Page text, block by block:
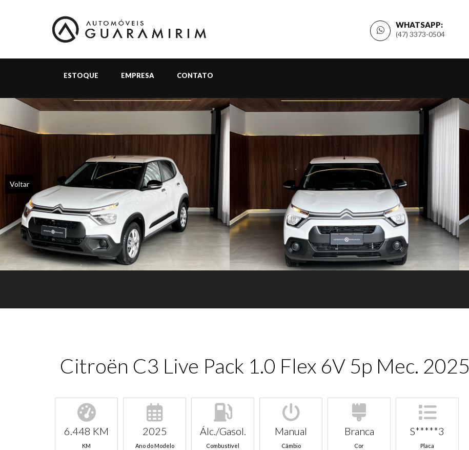
WHATSAPP:
(47) 3373-0504
ESTOQUE EMPRESA CONTATO
Voltar
Citroën C3 Live Pack 1.0 Flex 6V 5p Mec. 2025
6.448 KM
KM
2025
Ano do Modelo
Álc./Gasol.
Combustível
Manual
Câmbio
Branca
Cor
S*****3
Placa